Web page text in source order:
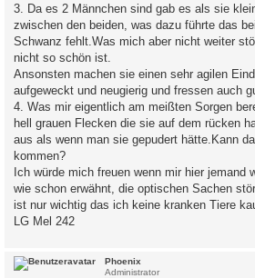
3. Da es 2 Männchen sind gab es als sie
zwischen den beiden, was dazu führte das
Schwanz fehlt.Was mich aber nicht weiter
nicht so schön ist.
Ansonsten machen sie einen sehr agilen
aufgeweckt und neugierig und fressen auch
4. Was mir eigentlich am meißten Sorgen
hell grauen Flecken die sie auf dem rücken
aus als wenn man sie gepudert hätte.Kann
kommen?
Ich würde mich freuen wenn mir hier jemand
wie schon erwähnt, die optischen Sachen
ist nur wichtig das ich keine kranken Tiere
LG Mel 242
Phoenix
Administrator